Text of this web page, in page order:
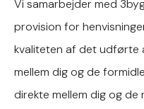
Vi samarbejder med
provision for
kvaliteten af det udførte
mellem dig og de
direkte mellem dig og